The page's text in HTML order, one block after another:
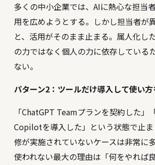
多くの中小企業では、AIに熱心な担当
用を広めようとする。しかし担当者が
と、活用がそのまま止まる。属人化し
の力ではなく個人の力に依存している
ない。
パターン2：ツールだけ導入して使い
「ChatGPT Teamプランを契約した
Copilotを導入した」という状態で止
修が実施されていないケースは非常に
使われない最大の理由は「何をやれば